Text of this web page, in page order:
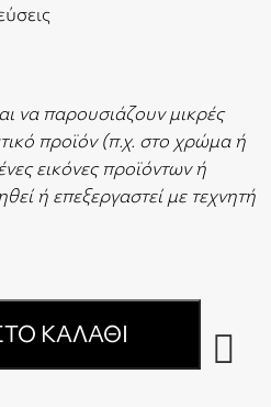
να παρουσιάζουν μικρές
προϊόν (π.χ. στο χρώμα ή
εικόνες προϊόντων ή
ή επεξεργαστεί με τεχνητή
ΚΑΛΆΘΙ